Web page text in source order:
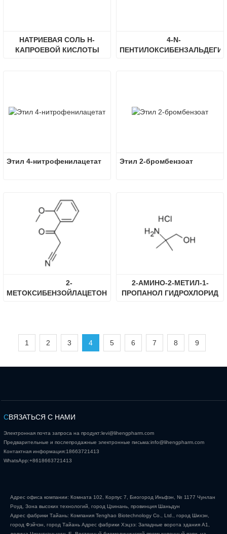
НАТРИЕВАЯ СОЛЬ Н-
КАПРОЕВОЙ КИСЛОТЫ
4-N-
ПЕНТИЛОКСИБЕНЗАЛЬДЕГИД
Этил 4-нитрофенилацетат Этил 2-бромбензоат
2-
МЕТОКСИБЕНЗОЙЛАЦЕТОНИТРИЛ
2-АМИНО-2-МЕТИЛ-1-
ПРОПАНОЛ ГИДРОХЛОРИД
1 2 3 4 5 6 7 8 9
СВЯЗАТЬСЯ С НАМИ
Электронная почта запроса на продукт:levi@lihengpharm.com
Предварительные и послепродажные электронные письма:info@lihengpharm.com
Контактная информация:18663721413
WhatsApp:+8618663721413
Адрес офиса компании: Комната 102, Корпус 7, Биогород Иньфэн, № 1177 Чунлан
Роуд, Зона высоких технологий, город Цзинань, провинция Шаньдун
Адрес фабрики Тайань: Компания Tenghao Biotechnology Co., Ltd., город Шихэн,
город Фэйчэн, город Тайань Адрес фабрики Хэцзэ: Западные ворота здания А1,